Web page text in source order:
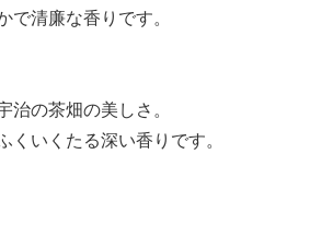
清廉な香りです。
の茶畑の美しさ。
いくたる深い香りです。